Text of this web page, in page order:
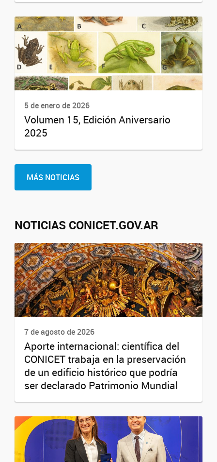
5 de enero de 2026
Volumen 15, Edición Aniversario
2025
MÁS NOTICIAS
NOTICIAS CONICET.GOV.AR
7 de agosto de 2026
Aporte internacional: científica del
CONICET trabaja en la preservación
de un edificio histórico que podría
ser declarado Patrimonio Mundial